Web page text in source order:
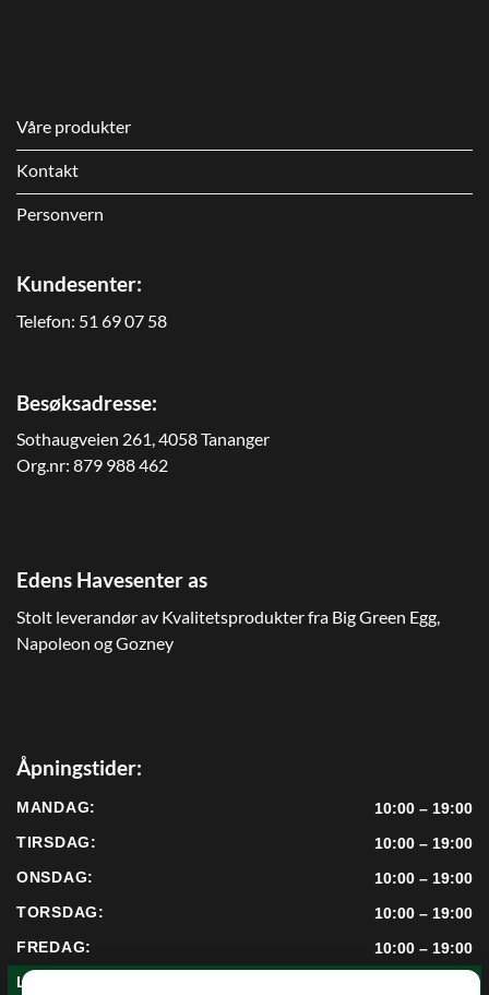
Våre produkter
Kontakt
Personvern
Kundesenter:
Telefon: 51 69 07 58
Besøksadresse:
Sothaugveien 261, 4058 Tananger
Org.nr: 879 988 462
Edens Havesenter as
Stolt leverandør av Kvalitetsprodukter fra Big Green Egg,
Napoleon og Gozney
Åpningstider:
MANDAG:
10:00 – 19:00
TIRSDAG:
10:00 – 19:00
ONSDAG:
10:00 – 19:00
TORSDAG:
10:00 – 19:00
FREDAG:
10:00 – 19:00
LØRDAG: